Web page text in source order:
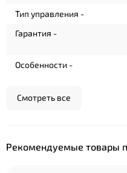
Тип управления -
Гарантия -
Особенности -
Смотреть все
Рекомендуемые товары